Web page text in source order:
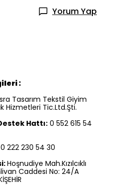
Yorum Yap
:
Tasarım Tekstil Giyim
Hizmetleri Tic.Ltd.Şti.
Hattı:0 552 615 54
0 222 230 54 30
Hoşnudiye Mah.Kızılcıklı
Caddesi No: 24/A